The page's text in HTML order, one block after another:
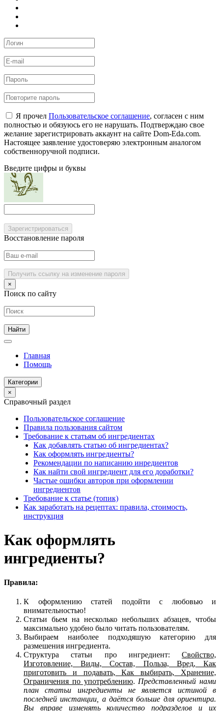
Я прочел Пользовательское соглашение, согласен с ним
полностью и обязуюсь его не нарушать. Подтверждаю свое
желание зарегистрировать аккаунт на сайте Dom-Eda.com.
Настоящее заявление удостоверяю электронным аналогом
собственноручной подписи.
Введите цифры и буквы
Зарегистрироваться
Восстановление пароля
Получить ссылку на изменение пароля
×
Поиск по сайту
Главная
Помощь
Категории
×
Справочный раздел
Пользовательское соглашение
Правила пользования сайтом
Требование к статьям об ингредиентах
Как добавлять статью об ингредиентах?
Как оформлять ингредиенты?
Рекомендации по написанию инредиентов
Как найти свой ингредиент для его доработки?
Частые ошибки авторов при оформлении
ингредиентов
Требование к статье (топик)
Как заработать на рецептах: правила, стоимость,
инструкция
Как оформлять
ингредиенты?
Правила:
К оформлению статей подойти с любовью и
внимательностью!
Статьи бьем на несколько небольших абзацев, чтобы
максимально удобно было читать пользователям.
Выбираем наиболее подходяшую категорию для
размешения ингредиента.
Структура статьи про ингредиент: Свойство,
Изготовление, Виды, Состав, Польза, Вред, Как
приготовить и подавать, Как выбирать, Хранение,
Ограничения по употреблению. Представленный нами
план статьи ингредиенты не является истиной в
последней инстанции, а даётся больше для ориентира.
Вы вправе изменять количество подразделов и их